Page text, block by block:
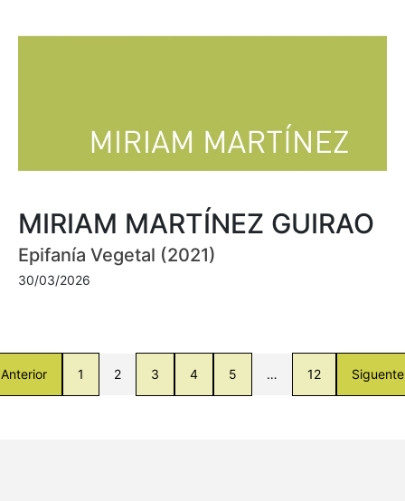
MIRIAM MARTÍNEZ GUIRAO
Epifanía Vegetal (2021)
30/03/2026
Anterior 1 2 3 4 5 … 12 Siguente